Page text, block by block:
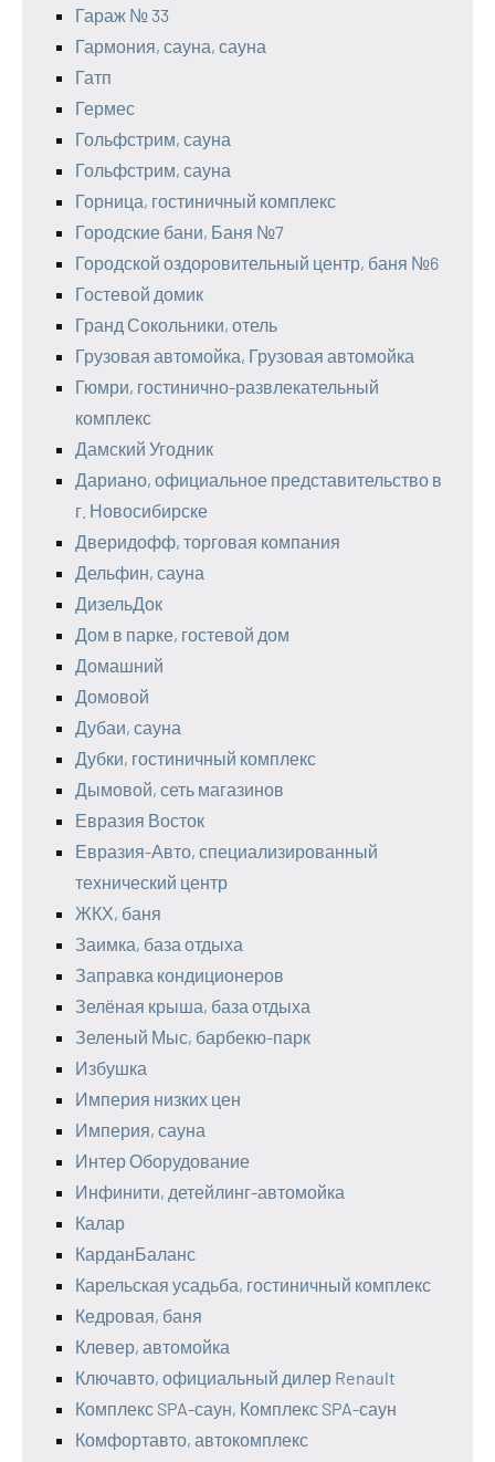
Гараж № 33
Гармония, сауна, сауна
Гатп
Гермес
Гольфстрим, сауна
Гольфстрим, сауна
Горница, гостиничный комплекс
Городские бани, Баня №7
Городской оздоровительный центр, баня №6
Гостевой домик
Гранд Сокольники, отель
Грузовая автомойка, Грузовая автомойка
Гюмри, гостинично-развлекательный
комплекс
Дамский Угодник
Дариано, официальное представительство в
г. Новосибирске
Дверидофф, торговая компания
Дельфин, сауна
ДизельДок
Дом в парке, гостевой дом
Домашний
Домовой
Дубаи, сауна
Дубки, гостиничный комплекс
Дымовой, сеть магазинов
Евразия Восток
Евразия-Авто, специализированный
технический центр
ЖКХ, баня
Заимка, база отдыха
Заправка кондиционеров
Зелёная крыша, база отдыха
Зеленый Мыс, барбекю-парк
Избушка
Империя низких цен
Империя, сауна
Интер Оборудование
Инфинити, детейлинг-автомойка
Калар
КарданБаланс
Карельская усадьба, гостиничный комплекс
Кедровая, баня
Клевер, автомойка
Ключавто, официальный дилер Renault
Комплекс SPA-саун, Комплекс SPA-саун
Комфортавто, автокомплекс